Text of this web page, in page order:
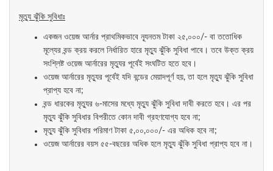
মৃত্যু ঝুঁকি সুবিধাঃ
একজন ওয়েজ আর্নার প্রাথমিকভাবে ন্যূনতম টাকা ২৫,০০০/- বা ততোধিক
মূল্যের বন্ড ক্রয় করলে নির্ধারিত হারে মৃত্যু ঝুঁকি সুবিধা পাবে। তবে উক্ত ক্রয়
সংশ্লিষ্ট ওয়েজ আর্নারের মৃত্যুর পূর্বেই সংঘটিত হতে হবে।
ওয়েজ আর্নারের মৃত্যুর পূর্বেই যদি বন্ডের মেয়াদপূর্ণ হয়, তা হলে মৃত্যু ঝুঁকি সুবিধা
প্রাপ্য হবে না;
বন্ড ধারকের মৃত্যুর ৬-মাসের মধ্যে মৃত্যু ঝুঁকি সুবিধা দাবী করতে হবে। এর পর
মৃত্যু ঝুঁকি সুবিধার বিপরীতে কোন দাবী গ্রহণযোগ্য হবে না;
মৃত্যু ঝুঁকি সুবিধার পরিমাণ টাকা ৫,০০,০০০/- এর অধিক হবে না;
ওয়েজ আর্নারের বয়স ৫৫-বছরের অধিক হলে মৃত্যু ঝুঁকি সুবিধা প্রাপ্য হবে না।